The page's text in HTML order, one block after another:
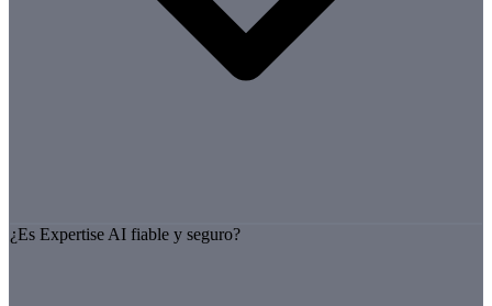
¿Es Expertise AI fiable y seguro?